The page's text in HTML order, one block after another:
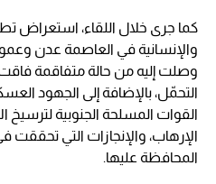
كما جرى خلال اللقاء، استعراض
والإنسانية في العاصمة عدن
وصلت إليه من حالة متفاقمة
التحمّل، بالإضافة إلى الجهود
القوات المسلحة الجنوبية لترسيخ
الإرهاب، والإنجازات التي
المحافظة عليها.